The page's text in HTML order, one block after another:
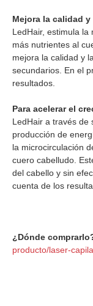
Mejora la calidad
LedHair, estimula la
más nutrientes al
mejora la calidad y
secundarios. En el
resultados.
Para acelerar el
LedHair a través de
producción de
la microcirculación
cuero cabelludo.
del cabello y sin
cuenta de los
¿Dónde
producto/laser-